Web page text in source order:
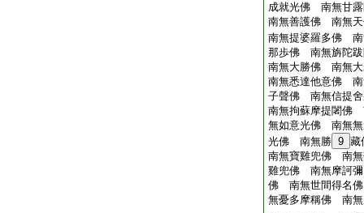
成就光佛 南無甘
南無善護佛 南無
南無提婆羅多佛
那歩佛 南無旃陀
南無大勝佛 南無
南無悉達他意佛
子聲佛 南無信提
南無拘蘇摩提闍佛
無如意光佛 南無
光佛 南無勝 9 藏
南無寶雞兜佛 南
雞兜佛 南無摩訶
佛 南無世間得名
無憂多摩稱佛 南